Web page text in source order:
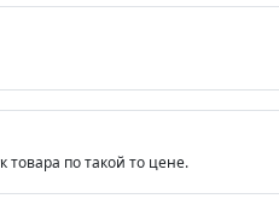
товара по такой то цене.